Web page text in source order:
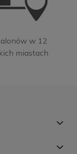
w 12
miastach